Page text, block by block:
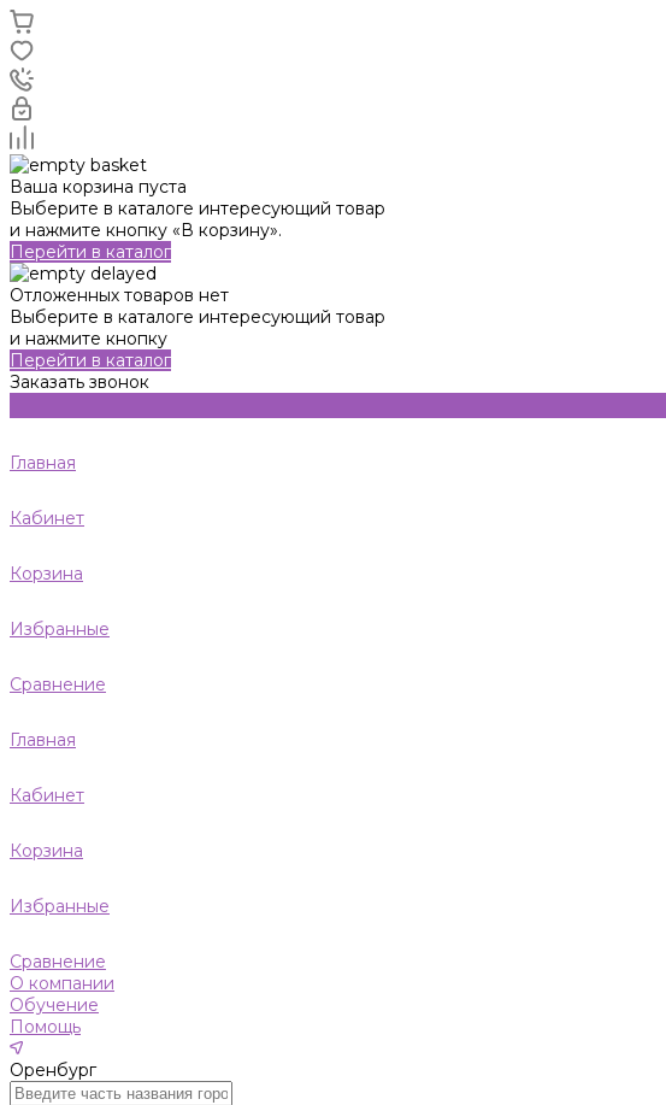
Ваша корзина пуста
Выберите в каталоге интересующий товар
и нажмите кнопку «В корзину».
Перейти в каталог
Отложенных товаров нет
Выберите в каталоге интересующий товар
и нажмите кнопку
Перейти в каталог
Заказать звонок
Главная
Кабинет
Корзина
Избранные
Сравнение
Главная
Кабинет
Корзина
Избранные
Сравнение
О компании
Обучение
Помощь
Оренбург